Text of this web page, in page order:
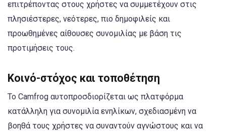
επιτρέποντας στους χρήστες να συμμετέχουν στις
πλησιέστερες, νεότερες, πιο δημοφιλείς και
προωθημένες αίθουσες συνομιλίας με βάση τις
προτιμήσεις τους.
Κοινό-στόχος και τοποθέτηση
Το Camfrog αυτοπροσδιορίζεται ως πλατφόρμα
κατάλληλη για συνομιλία ενηλίκων, σχεδιασμένη να
βοηθά τους χρήστες να συναντούν αγνώστους και να